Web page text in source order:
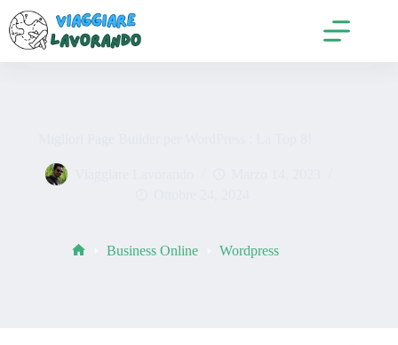
contenuto
Business Online Wordpress